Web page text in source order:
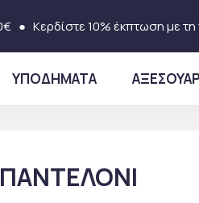
● Κερδίστε 10% έκπτωση με
ΥΠΟΔΗΜΑΤΑ
ΠΑΝΤΕΛΟΝΙ